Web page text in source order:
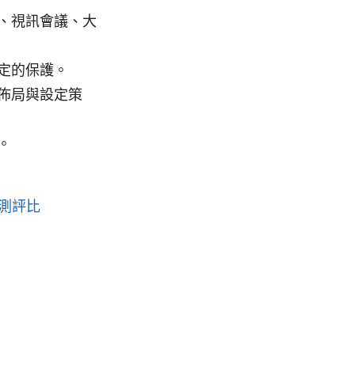
視訊會議、大
的保護。
局與設定策
評比